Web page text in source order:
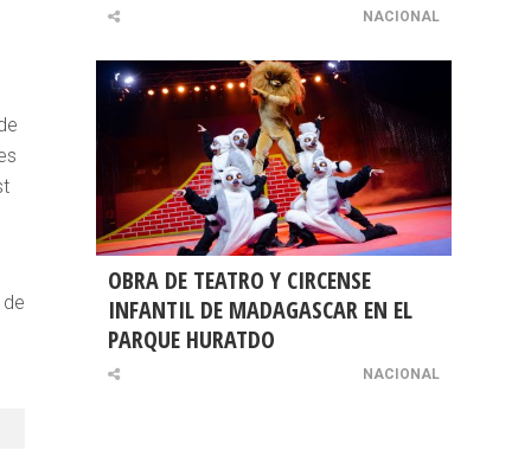
NACIONAL
OBRA DE TEATRO Y CIRCENSE
INFANTIL DE MADAGASCAR EN EL
PARQUE HURATDO
NACIONAL